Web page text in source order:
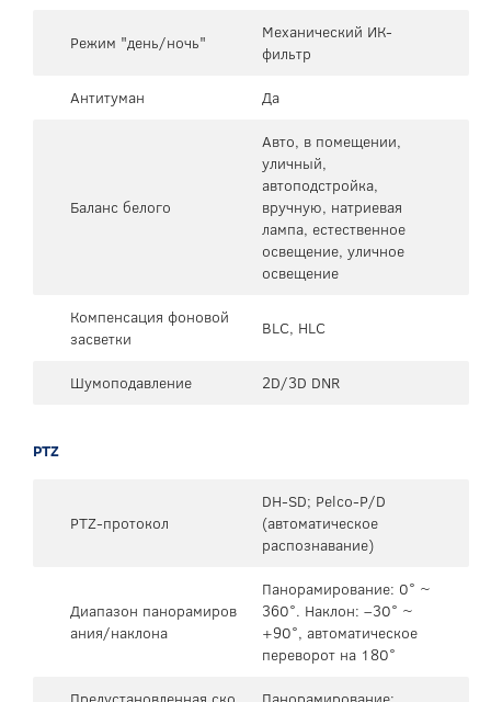
Режим "день/ночь"
Механический ИК-
фильтр
Антитуман
Да
Баланс белого
Авто, в помещении,
уличный,
автоподстройка,
вручную, натриевая
лампа, естественное
освещение, уличное
освещение
Компенсация фоновой
засветки
BLC, HLC
Шумоподавление 2D/3D DNR
PTZ
PTZ-протокол
DH-SD; Pelco-P/D
(автоматическое
распознавание)
Диапазон панорамиров
ания/наклона
Панорамирование: 0° ~
360°. Наклон: –30° ~
+90°, автоматическое
переворот на 180°